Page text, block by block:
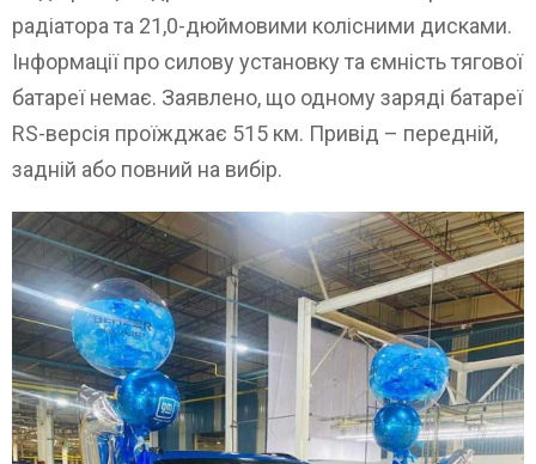
радіатора та 21,0-дюймовими колісними дисками.
Інформації про силову установку та ємність тягової
батареї немає. Заявлено, що одному заряді батареї
RS-версія проїжджає 515 км. Привід – передній,
задній або повний на вибір.